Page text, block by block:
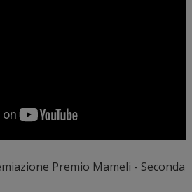
Premio Mameli - Seconda